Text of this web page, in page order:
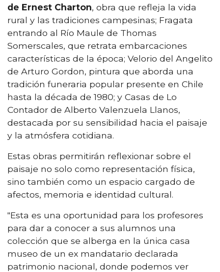
de Ernest Charton, obra que refleja la vida
rural y las tradiciones campesinas; Fragata
entrando al Río Maule de Thomas
Somerscales, que retrata embarcaciones
características de la época; Velorio del Angelito
de Arturo Gordon, pintura que aborda una
tradición funeraria popular presente en Chile
hasta la década de 1980; y Casas de Lo
Contador de Alberto Valenzuela Llanos,
destacada por su sensibilidad hacia el paisaje
y la atmósfera cotidiana.
Estas obras permitirán reflexionar sobre el
paisaje no solo como representación física,
sino también como un espacio cargado de
afectos, memoria e identidad cultural.
"Esta es una oportunidad para los profesores
para dar a conocer a sus alumnos una
colección que se alberga en la única casa
museo de un ex mandatario declarada
patrimonio nacional, donde podemos ver